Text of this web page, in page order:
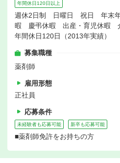
年間休日120日以上
週休2日制 日曜日 祝日 年末
暇 慶弔休暇 出産・育児休暇
年間休日120日（2013年実績）
募集職種
薬剤師
雇用形態
正社員
応募条件
未経験者も応募可能 新卒も応募可能
■薬剤師免許をお持ちの方